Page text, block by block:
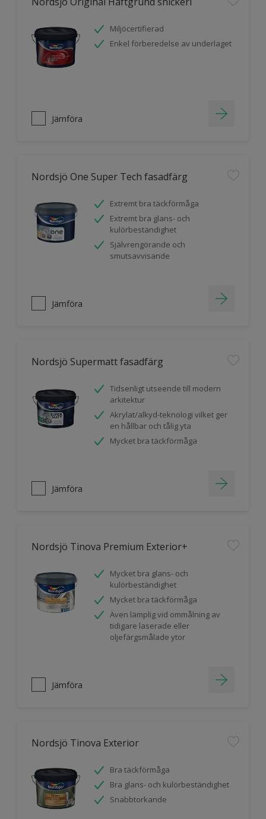
Miljöcertifierad
Enkel förberedelse av underlaget
Jämföra
Nordsjö One Super Tech fasadfärg
Extremt bra täckförmåga
Extremt bra glans- och
kulörbeständighet
Självrengörande och
smutsavvisande
Jämföra
Nordsjö Supermatt fasadfärg
Tidsenligt utseende till modern
arkitektur
Akrylat/alkyd-teknologi vilket ger
en hållbar och tålig yta
Mycket bra täckförmåga
Jämföra
Nordsjö Tinova Premium Exterior+
Mycket bra glans- och
kulörbeständighet
Mycket bra täckförmåga
Även lämplig vid ommålning av
tidigare laserade eller
oljefärgsmålade ytor
Jämföra
Nordsjö Tinova Exterior
Bra täckförmåga
Bra glans- och kulörbeständighet
Snabbtorkande